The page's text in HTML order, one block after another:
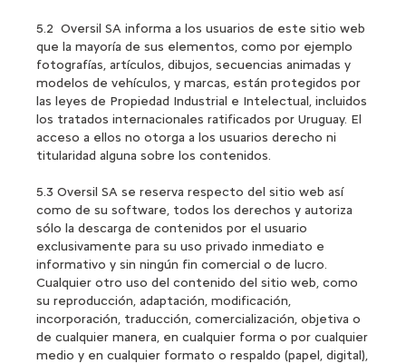
5.2 Oversil SA informa a los usuarios de este sitio web
que la mayoría de sus elementos, como por ejemplo
fotografías, artículos, dibujos, secuencias animadas y
modelos de vehículos, y marcas, están protegidos por
las leyes de Propiedad Industrial e Intelectual, incluidos
los tratados internacionales ratificados por Uruguay. El
acceso a ellos no otorga a los usuarios derecho ni
titularidad alguna sobre los contenidos.
5.3 Oversil SA se reserva respecto del sitio web así
como de su software, todos los derechos y autoriza
sólo la descarga de contenidos por el usuario
exclusivamente para su uso privado inmediato e
informativo y sin ningún fin comercial o de lucro.
Cualquier otro uso del contenido del sitio web, como
su reproducción, adaptación, modificación,
incorporación, traducción, comercialización, objetiva o
de cualquier manera, en cualquier forma o por cualquier
medio y en cualquier formato o respaldo (papel, digital),